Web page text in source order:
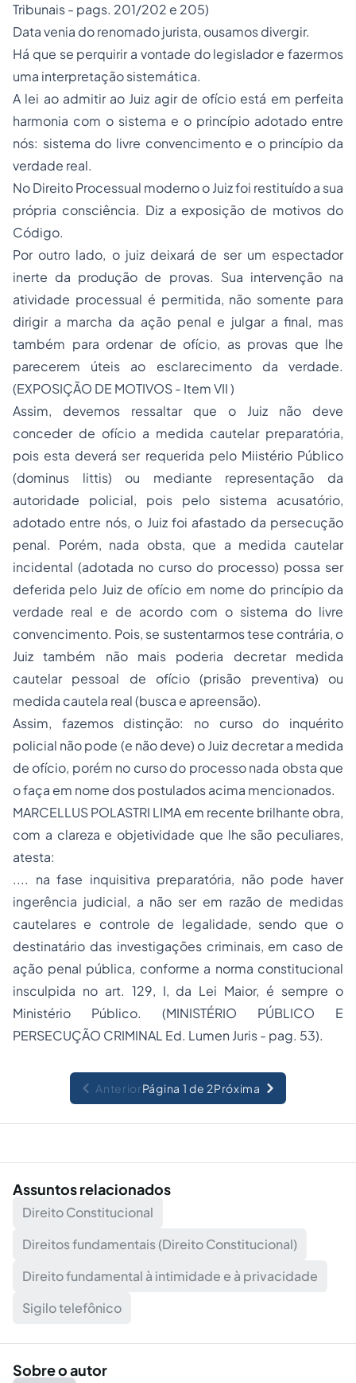
Tribunais - pags. 201/202 e 205)
Data venia do renomado jurista, ousamos divergir.
Há que se perquirir a vontade do legislador e fazermos
uma interpretação sistemática.
A lei ao admitir ao Juiz agir de ofício está em perfeita
harmonia com o sistema e o princípio adotado entre
nós: sistema do livre convencimento e o princípio da
verdade real.
No Direito Processual moderno o Juiz foi restituído a sua
própria consciência. Diz a exposição de motivos do
Código.
Por outro lado, o juiz deixará de ser um espectador
inerte da produção de provas. Sua intervenção na
atividade processual é permitida, não somente para
dirigir a marcha da ação penal e julgar a final, mas
também para ordenar de ofício, as provas que lhe
parecerem úteis ao esclarecimento da verdade.
(EXPOSIÇÃO DE MOTIVOS - Item VII )
Assim, devemos ressaltar que o Juiz não deve
conceder de ofício a medida cautelar preparatória,
pois esta deverá ser requerida pelo Miistério Público
(dominus littis) ou mediante representação da
autoridade policial, pois pelo sistema acusatório,
adotado entre nós, o Juiz foi afastado da persecução
penal. Porém, nada obsta, que a medida cautelar
incidental (adotada no curso do processo) possa ser
deferida pelo Juiz de ofício em nome do princípio da
verdade real e de acordo com o sistema do livre
convencimento. Pois, se sustentarmos tese contrária, o
Juiz também não mais poderia decretar medida
cautelar pessoal de ofício (prisão preventiva) ou
medida cautela real (busca e apreensão).
Assim, fazemos distinção: no curso do inquérito
policial não pode (e não deve) o Juiz decretar a medida
de ofício, porém no curso do processo nada obsta que
o faça em nome dos postulados acima mencionados.
MARCELLUS POLASTRI LIMA em recente brilhante obra,
com a clareza e objetividade que lhe são peculiares,
atesta:
.... na fase inquisitiva preparatória, não pode haver
ingerência judicial, a não ser em razão de medidas
cautelares e controle de legalidade, sendo que o
destinatário das investigações criminais, em caso de
ação penal pública, conforme a norma constitucional
insculpida no art. 129, I, da Lei Maior, é sempre o
Ministério Público. (MINISTÉRIO PÚBLICO E
PERSECUÇÃO CRIMINAL Ed. Lumen Juris - pag. 53).
AnteriorPágina 1 de 2Próxima
Assuntos relacionados
Direito Constitucional
Direitos fundamentais (Direito Constitucional)
Direito fundamental à intimidade e à privacidade
Sigilo telefônico
Sobre o autor